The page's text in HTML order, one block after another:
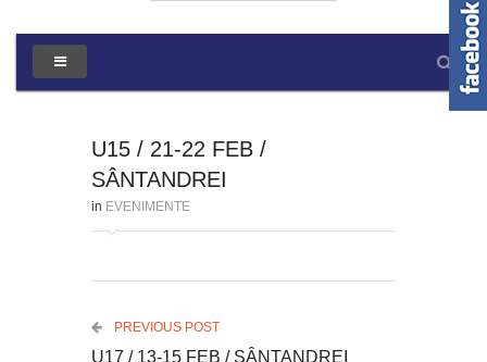
U15 / 21-22 FEB /
SÂNTANDREI
in EVENIMENTE
PREVIOUS POST
U17 / 13-15 FEB / SÂNTANDREI